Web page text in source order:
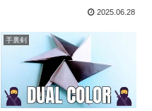
2025.06.28
手裏剣